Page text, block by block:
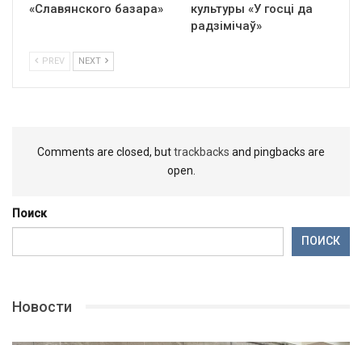
«Славянского базара»
культуры «У госці да
радзімічаў»
PREV NEXT
Comments are closed, buttrackbacks and pingbacks are
open.
Поиск
ПОИСК
Новости